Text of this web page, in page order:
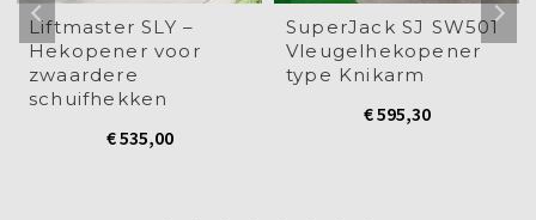
Liftmaster SLY –
Hekopener voor
zwaardere
schuifhekken
€535,00
SuperJack SJ SW501
Vleugelhekopener
type Knikarm
€595,30